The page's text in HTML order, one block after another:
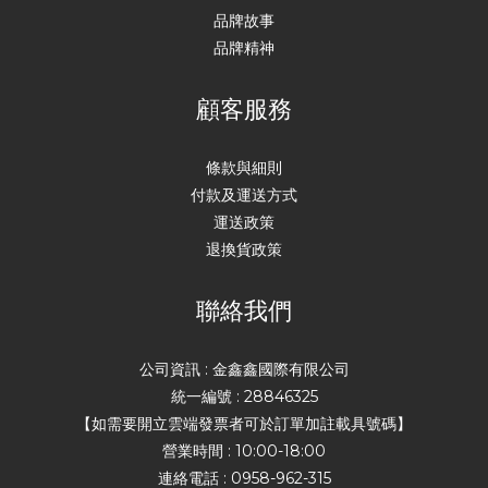
品牌故事
品牌精神
顧客服務
條款與細則
付款及運送方式
運送政策
退換貨政策
聯絡我們
公司資訊 : 金鑫鑫國際有限公司
統一編號 : 28846325
【如需要開立雲端發票者可於訂單加註載具號碼】
營業時間 : 10:00-18:00
連絡電話 : 0958-962-315